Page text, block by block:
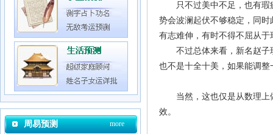
周易预测 more
只不过美中不足，也有瑕疵
势会波澜起伏不够稳定，同
有志难伸，有时不得不屈从于
不过总体来看，新名赵子琪
也不是十全十美，如果能调
当然，这也仅是从数理上做
效。